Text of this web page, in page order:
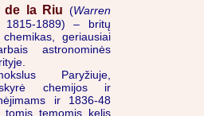
de la Riu (Warren
, 1815-1889) – britų
geriausiai
astronominės
Paryžiuje,
chemijos ir
ir 1836-48
tomis temomis kelis